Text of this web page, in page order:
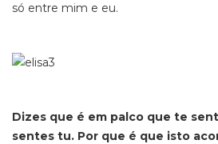
só entre mim e eu.
Dizes que é em palco que te
sentes tu. Por que é que isto